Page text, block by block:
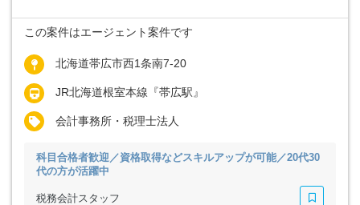
この案件はエージェント案件です
北海道帯広市西1条南7-20
JR北海道根室本線『帯広駅』
会計事務所・税理士法人
科目合格者歓迎／資格取得などスキルアップが可能／20代30
代の方が活躍中
税務会計スタッフ